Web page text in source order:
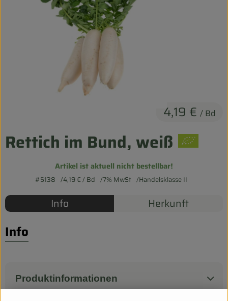
Entspannt durch die FERIEN
Kosmetik
Haus & Garten
Biohof erleben
Biokorb so geht`s
Firmenkunden
Rettich im Bund, weiß
4,19 € / Bd
Artikel ist aktuell nicht bestellbar!
#5138 4,19 €/ Bd 7% MwSt Handelsklasse II
Info Herkunft
Info
Produktinformationen